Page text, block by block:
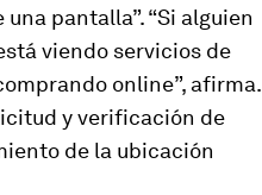
pantalla”. “Si alguien
viendo servicios de
online”, afirma.
y verificación de
de la ubicación